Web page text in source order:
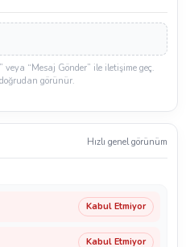
“Mesaj Gönder” ile iletişime geç.
görünür.
Hızlı genel görünüm
Kabul Etmiyor
Kabul Etmiyor